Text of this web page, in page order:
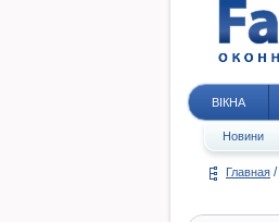
ВІКНА
Новини
Главная /